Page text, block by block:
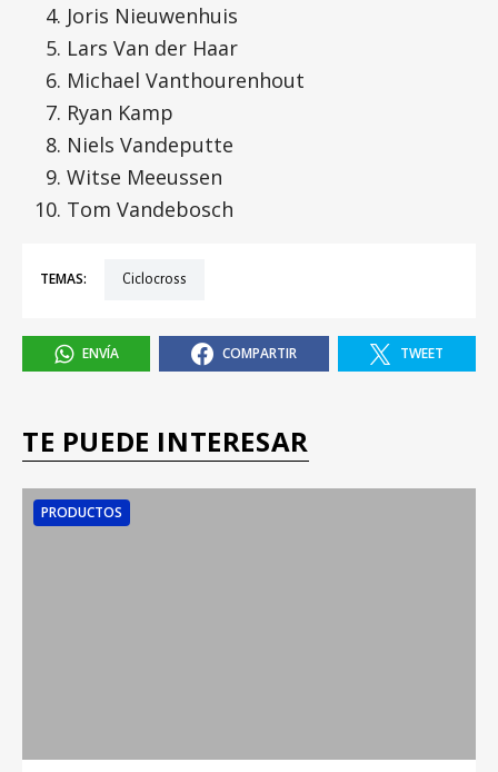
Joris Nieuwenhuis
Lars Van der Haar
Michael Vanthourenhout
Ryan Kamp
Niels Vandeputte
Witse Meeussen
Tom Vandebosch
TEMAS: ciclocross
ENVÍA COMPARTIR TWEET
TE PUEDE INTERESAR
PRODUCTOS